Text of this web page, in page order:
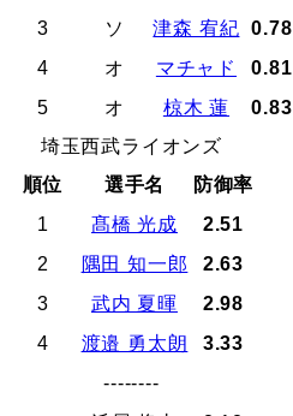
3
ソ 津森 宥紀
0.78
4
オ マチャド
0.81
5
オ 椋木 蓮
0.83
埼玉西武ライオンズ
順位
選手名
防御率
1
髙橋 光成
2.51
2
隅田 知一郎
2.63
3
武内 夏暉
2.98
4
渡邉 勇太朗
3.33
--------